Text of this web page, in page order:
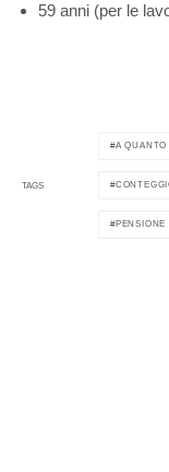
59 anni (per le
TAGS
A QUANTO
PENSIONE